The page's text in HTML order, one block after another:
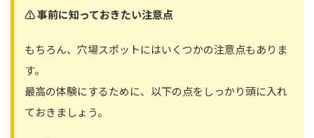
⚠️ 事前に知っておきたい注意点
もちろん、穴場スポットにはいくつかの注意点もありま
す。
最高の体験にするために、以下の点をしっかり頭に入れ
ておきましょう。